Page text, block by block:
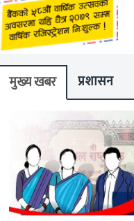
मुख्य खबर प्रशासन